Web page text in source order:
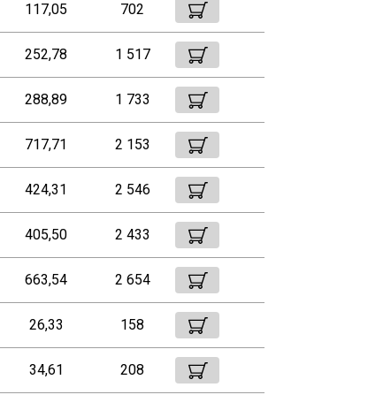
117,05 702
252,78 1 517
288,89 1 733
717,71 2 153
424,31 2 546
405,50 2 433
663,54 2 654
26,33 158
34,61 208